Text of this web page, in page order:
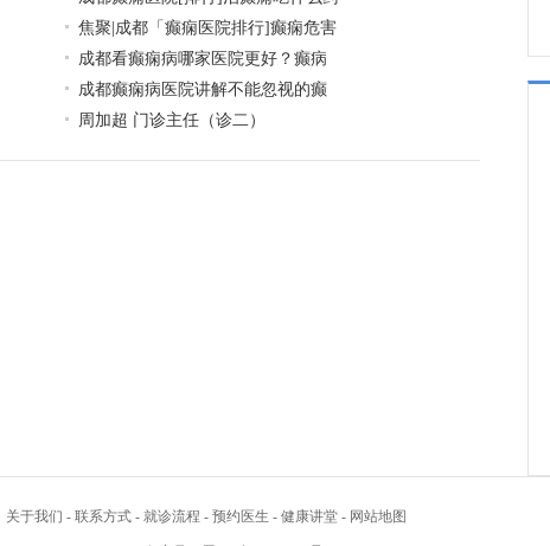
焦聚|成都「癫痫医院排行]癫痫危害
成都看癫痫病哪家医院更好？癫病
成都癫痫病医院讲解不能忽视的癫
周加超 门诊主任（诊二）
关于我们 - 联系方式 - 就诊流程 - 预约医生 - 健康讲堂 - 网站地图